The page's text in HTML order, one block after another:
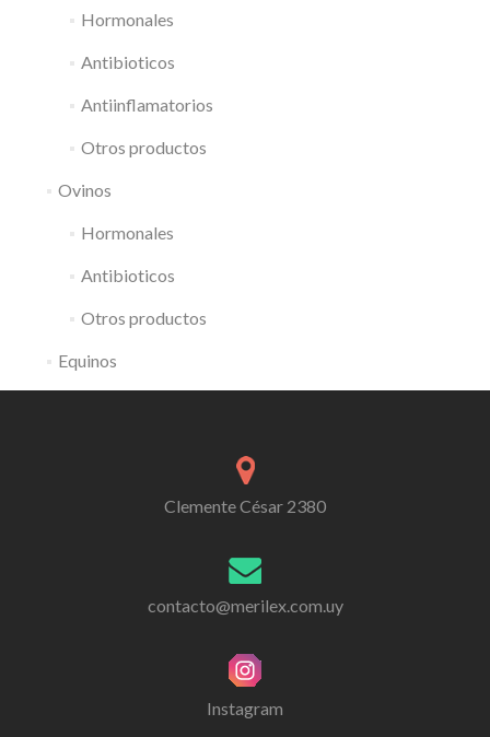
Hormonales
Antibioticos
Antiinflamatorios
Otros productos
Ovinos
Hormonales
Antibioticos
Otros productos
Equinos
Clemente César 2380
contacto@merilex.com.uy
Instagram